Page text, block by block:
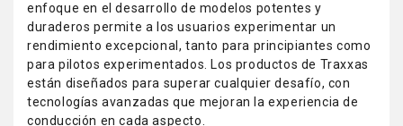
enfoque en el desarrollo de modelos potentes y
duraderos permite a los usuarios experimentar un
rendimiento excepcional, tanto para principiantes como
para pilotos experimentados. Los productos de Traxxas
están diseñados para superar cualquier desafío, con
tecnologías avanzadas que mejoran la experiencia de
conducción en cada aspecto.